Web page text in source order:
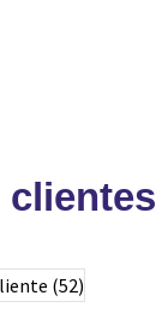
clientes